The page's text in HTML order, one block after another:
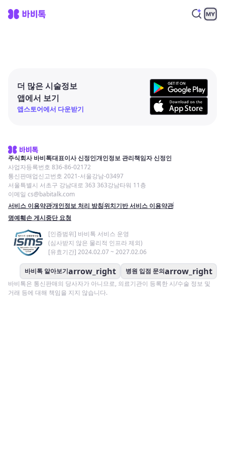
더 많은 시술정보
앱에서 보기
앱스토어에서 다운받기
주식회사 바비톡대표이사 신정인개인정보 관리책임자 신정인
사업자등록번호 836-86-02172
통신판매업신고번호 2021-서울강남-03497
서울특별시 서초구 강남대로 363 363강남타워 11층
이메일 cs@babitalk.com
서비스 이용약관개인정보 처리 방침위치기반 서비스 이용약관
명예훼손 게시중단 요청
[인증범위] 바비톡 서비스 운영
(심사받지 않은 물리적 인프라 제외)
[유효기간] 2024.02.07 ~ 2027.02.06
바비톡 알아보기arrow_right 병원 입점 문의arrow_right
바비톡은 통신판매의 당사자가 아니므로, 의료기관이 등록한 시/수술 정보 및
거래 등에 대해 책임을 지지 않습니다.